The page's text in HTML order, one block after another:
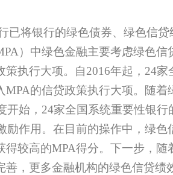
已将银行的绿色债券、绿色信
）中绿色金融主要考虑绿色信
策执行大项。自2016年起，24
MPA的信贷政策执行大项。随着
开始，24家全国系统重要性银
励作用。在目前的操作中，绿色
得较高的MPA得分。下一步，随
善，更多金融机构的绿色信贷绩